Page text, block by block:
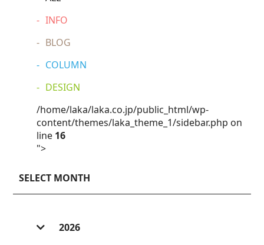
INFO
BLOG
COLUMN
DESIGN
/home/laka/laka.co.jp/public_html/wp-
content/themes/laka_theme_1/sidebar.php on
line 16
">
SELECT MONTH
2026